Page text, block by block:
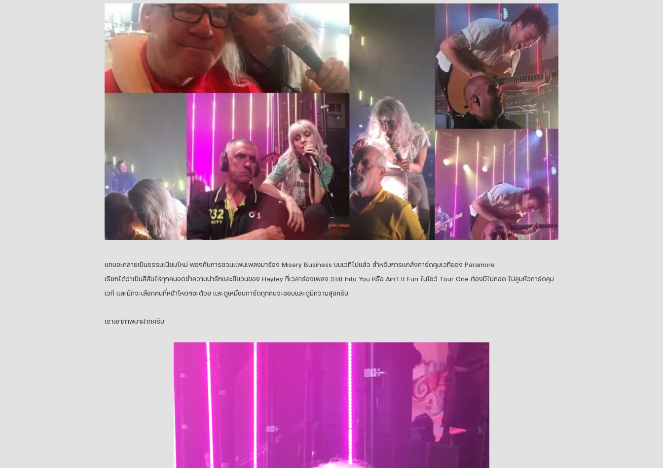
แทบจะกลายเป็นธรรมเนียมใหม่ พอๆกับการชวนแฟนเพลงมาร้อง Misery Business บนเวทีไปแล้ว สำหรับการแกล้งการ์ดคุมเวทีของ Paramore
เรียกได้ว่าเป็นสีสันให้ทุกคนอดขำความน่ารักและยียวนของ Hayley ที่เวลาร้องเพลง Still Into You หรือ Ain’t It Fun ในโชว์ Tour One ต้องมีไปกอด ไปลูบหัวการ์ดคุม
เวที และมักจะเลือกคนที่หน้าโหดๆซะด้วย และดูเหมือนการ์ดทุกคนจะชอบและดูมีความสุขครับ
เราเอาภาพมาฝากครับ
ไฟล์
วิดีโอ